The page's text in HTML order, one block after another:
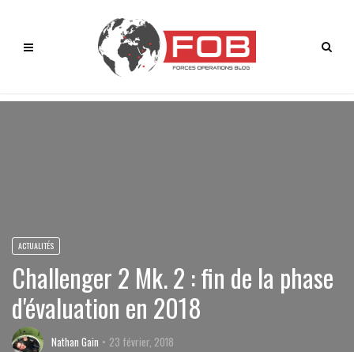
ACTUALITÉS
Challenger 2 Mk. 2 : fin de la phase
d'évaluation en 2018
Nathan Gain 23 février, 2018